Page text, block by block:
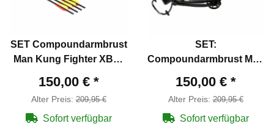
SET Compoundarmbrust
Man Kung Fighter XB86
150,00 € *
Alter Preis:209,95 €
Sofort verfügbar
SET:
Compoundarmbrust Man
175 lbs (P18)
150,00 € *
Alter Preis:209,95 €
Sofort verfügbar